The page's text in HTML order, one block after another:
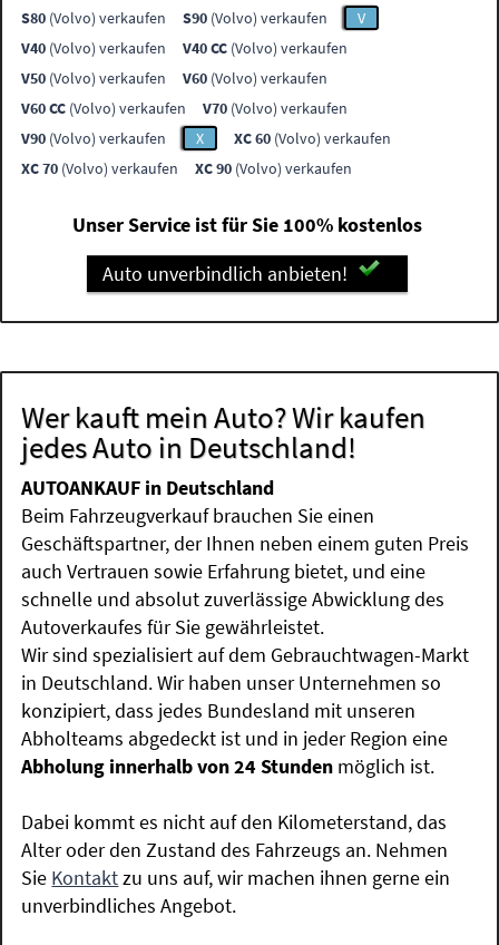
S80 (Volvo) verkaufen S90 (Volvo) verkaufen
V
V40 (Volvo) verkaufen V40 CC (Volvo) verkaufen
V50 (Volvo) verkaufen V60 (Volvo) verkaufen
V60 CC (Volvo) verkaufen V70 (Volvo) verkaufen
V90 (Volvo) verkaufen X XC 60 (Volvo) verkaufen
XC 70 (Volvo) verkaufen XC 90 (Volvo) verkaufen
Unser Service ist für Sie 100% kostenlos
Auto unverbindlich anbieten!
Wer kauft mein Auto? Wir kaufen
jedes Auto in Deutschland!
AUTOANKAUF in Deutschland
Beim Fahrzeugverkauf brauchen Sie einen
Geschäftspartner, der Ihnen neben einem guten Preis
auch Vertrauen sowie Erfahrung bietet, und eine
schnelle und absolut zuverlässige Abwicklung des
Autoverkaufes für Sie gewährleistet.
Wir sind spezialisiert auf dem Gebrauchtwagen-Markt
in Deutschland. Wir haben unser Unternehmen so
konzipiert, dass jedes Bundesland mit unseren
Abholteams abgedeckt ist und in jeder Region eine
Abholung innerhalb von 24 Stunden möglich ist.
Dabei kommt es nicht auf den Kilometerstand, das
Alter oder den Zustand des Fahrzeugs an. Nehmen
Sie Kontaktzu uns auf, wir machen ihnen gerne ein
unverbindliches Angebot.